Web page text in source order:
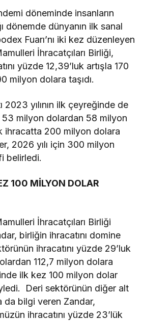
döneminde insanların
dönemde dünyanın ilk sanal
Fuarı’nı iki kez düzenleyen
İhracatçıları Birliği,
yüzde 12,39’luk artışla 170
milyon dolara taşıdı.
2023 yılının ilk çeyreğinde de
53 milyon dolardan 58 milyon
ihracatta 200 milyon dolara
2026 yılı için 300 milyon
belirledi.
100 MİLYON DOLAR
İhracatçıları Birliği
birliğin ihracatını domine
ihracatını yüzde 29’luk
112,7 milyon dolara
ilk kez 100 milyon dolar
Deri sektörünün diğer alt
da bilgi veren Zandar,
ihracatını yüzde 23’lük